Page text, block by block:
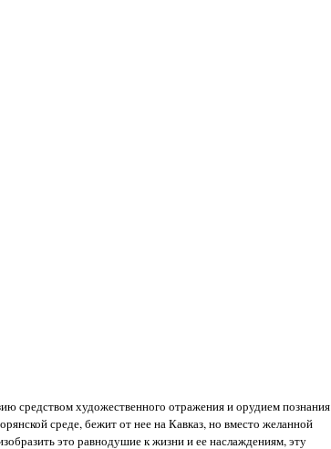
средством художественного отражения и орудием познания
среде, бежит от нее на Кавказ, но вместо желанной
это равнодушие к жизни и ее наслаждениям, эту